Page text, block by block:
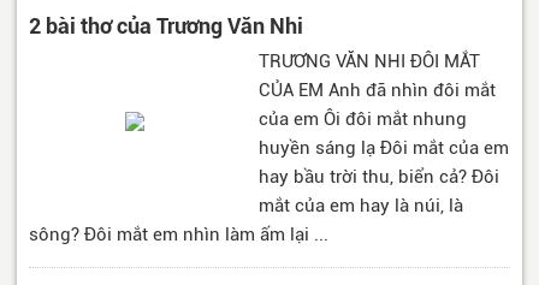
2 bài thơ của Trương Văn Nhi
TRƯƠNG VĂN NHI ĐÔI MẮT
CỦA EM Anh đã nhìn đôi mắt
của em Ôi đôi mắt nhung
huyền sáng lạ Đôi mắt của em
hay bầu trời thu, biển cả? Đôi
mắt của em hay là núi, là
sông? Đôi mắt em nhìn làm ấm lại ...